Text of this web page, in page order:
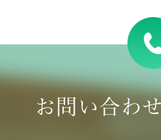
お問い合わ